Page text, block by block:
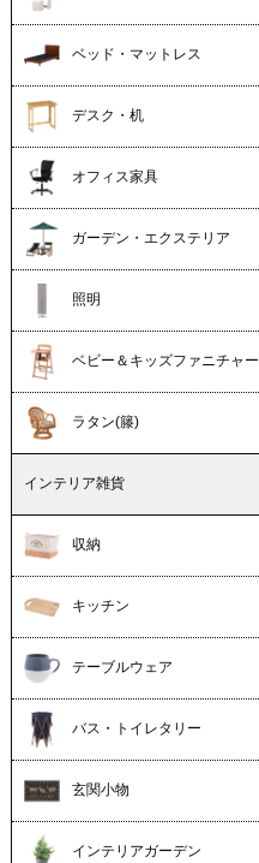
ベッド・マットレス
デスク・机
オフィス家具
ガーデン・エクステリア
照明
ベビー＆キッズファニチャー
ラタン(籐)
インテリア雑貨
収納
キッチン
テーブルウェア
バス・トイレタリー
玄関小物
インテリアガーデン